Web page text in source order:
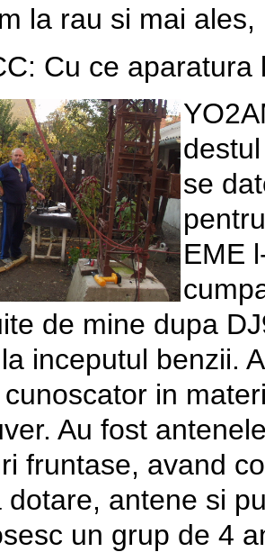
la rau si mai ales,
Cu ce aparatura
se
EME
de mine dupa
inceputul benzii.
in
Au fost
fruntase, avand
dotare, antene si
un grup de 4